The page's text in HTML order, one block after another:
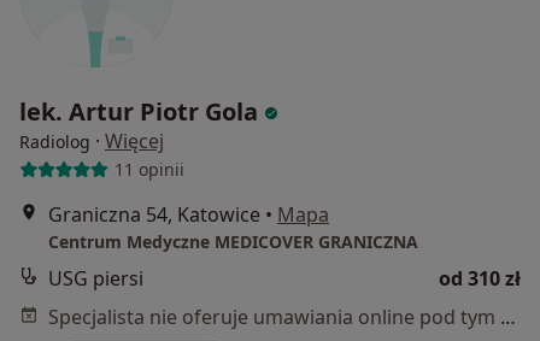
lek. Artur Piotr Gola
Radiolog · Więcej
11 opinii
Graniczna 54, Katowice • Mapa
Centrum Medyczne MEDICOVER GRANICZNA
USG piersi
od 310 zł
Specjalista nie oferuje umawiania online pod tym adresem.